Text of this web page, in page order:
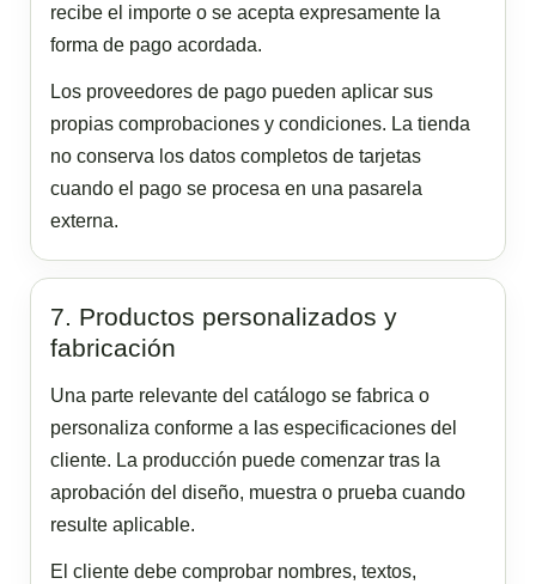
recibe el importe o se acepta expresamente la
forma de pago acordada.
Los proveedores de pago pueden aplicar sus
propias comprobaciones y condiciones. La tienda
no conserva los datos completos de tarjetas
cuando el pago se procesa en una pasarela
externa.
7. Productos personalizados y
fabricación
Una parte relevante del catálogo se fabrica o
personaliza conforme a las especificaciones del
cliente. La producción puede comenzar tras la
aprobación del diseño, muestra o prueba cuando
resulte aplicable.
El cliente debe comprobar nombres, textos,